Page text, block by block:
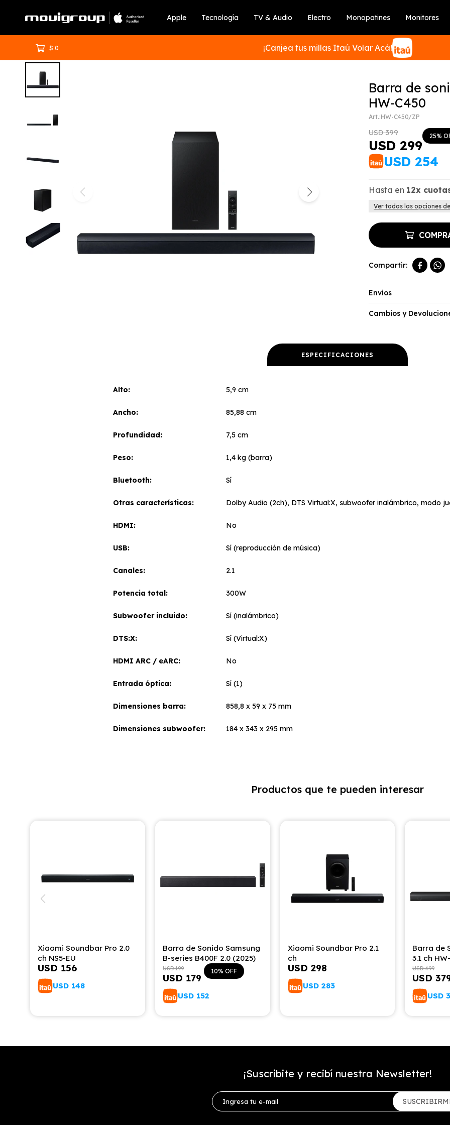
Apple Tecnología TV & Audio Electro Monopatines Monitores
$ 0 ¡Canjea tus millas Itaú Volar Acá!
Barra de
HW-C450
HW-C450/ZP
USD 299
USD 399 25
USD 254
Hasta en 12x
Ver todas las opciones
 
Envíos
Cambios y
ESPECIFICACIONES
Alto 5,9 cm
Ancho 85,88 cm
Profundidad 7,5 cm
Peso 1,4 kg (barra)
Bluetooth Sí
Otras características Dolby Audio (2ch), DTS Virtual:X, subwoofer inalámbrico, modo
HDMI No
USB Sí (reproducción de música)
Canales 2.1
Potencia total 300W
Subwoofer incluido Sí (inalámbrico)
DTS:X Sí (Virtual:X)
HDMI ARC / eARC No
Entrada óptica Sí (1)
Dimensiones barra 858,8 x 59 x 75 mm
Dimensiones subwoofer 184 x 343 x 295 mm
Productos que te pueden interesar
Xiaomi Soundbar Pro 2.0
ch NS5-EU
USD 156
USD 148
Barra de Sonido Samsung
B-series B400F 2.0 (2025)
USD 179
USD 199 10
USD 152
Xiaomi Soundbar Pro 2.1
ch
USD 298
USD 283
Barra de
3.1 ch
USD
USD 499
USD
¡Suscribite y recibí nuestra Newsletter!